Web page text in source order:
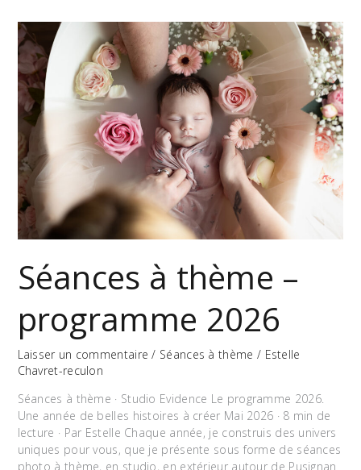
Séances à thème –
programme 2026
Laisser un commentaire / Séances à thème / Estelle
Chavret-reculon
Séances à thème · Studio Evidence Le programme 2026.
Une année de belles histoires à créer Mai 2026 · 8 min de
lecture · Par Estelle Chaque année, je construis des univers
uniques pour vous, que je présente sous forme de séances
photo à thème, en studio, en extérieur autour de Pusignan